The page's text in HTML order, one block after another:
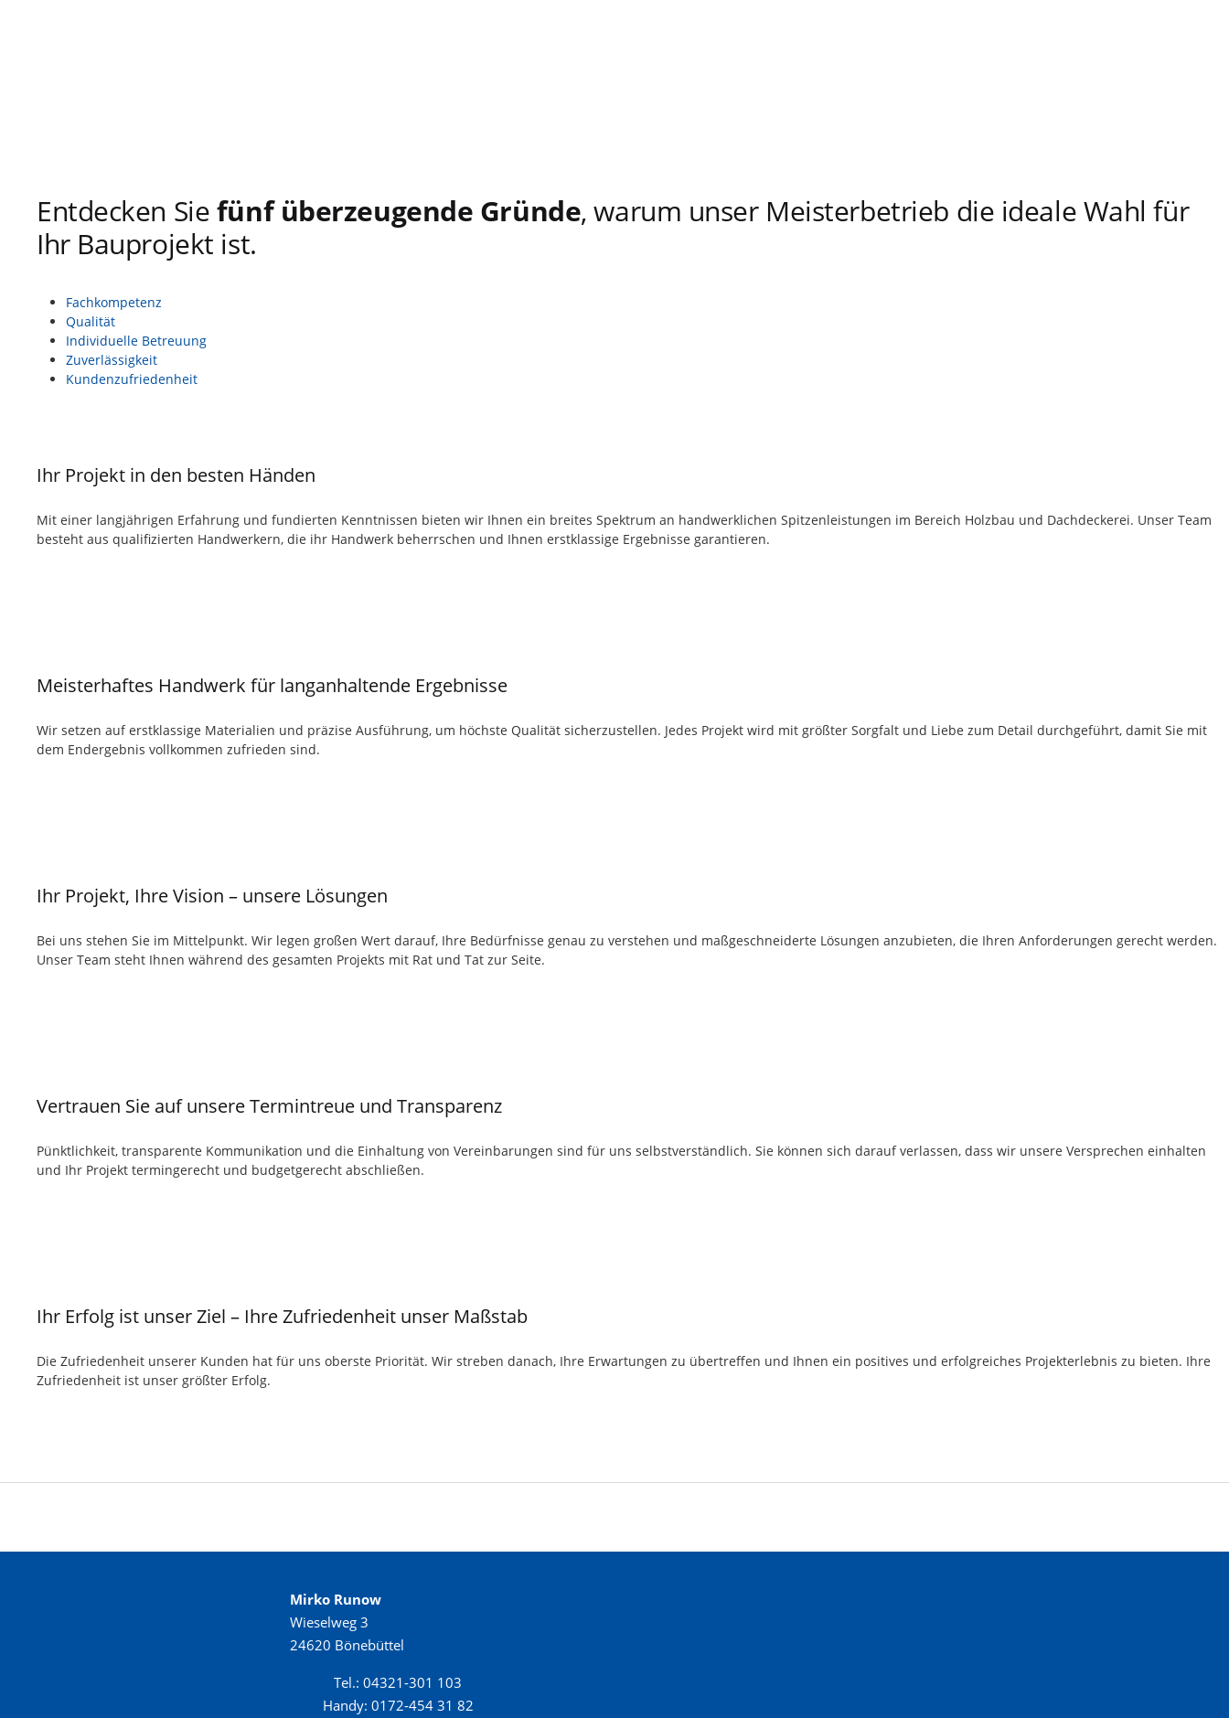
Entdecken Siefünf überzeugende Gründe, warum unser Meisterbetrieb die ideale Wahl für
Ihr Bauprojekt ist.
Fachkompetenz
Qualität
Individuelle Betreuung
Zuverlässigkeit
Kundenzufriedenheit
Ihr Projekt in den besten Händen
Mit einer langjährigen Erfahrung und fundierten Kenntnissen bieten wir Ihnen ein breites Spektrum an handwerklichen Spitzenleistungen im Bereich Holzbau und Dachdeckerei. Unser Team
besteht aus qualifizierten Handwerkern, die ihr Handwerk beherrschen und Ihnen erstklassige Ergebnisse garantieren.
Meisterhaftes Handwerk für langanhaltende Ergebnisse
Wir setzen auf erstklassige Materialien und präzise Ausführung, um höchste Qualität sicherzustellen. Jedes Projekt wird mit größter Sorgfalt und Liebe zum Detail durchgeführt, damit Sie mit
dem Endergebnis vollkommen zufrieden sind.
Ihr Projekt, Ihre Vision – unsere Lösungen
Bei uns stehen Sie im Mittelpunkt. Wir legen großen Wert darauf, Ihre Bedürfnisse genau zu verstehen und maßgeschneiderte Lösungen anzubieten, die Ihren Anforderungen gerecht werden.
Unser Team steht Ihnen während des gesamten Projekts mit Rat und Tat zur Seite.
Vertrauen Sie auf unsere Termintreue und Transparenz
Pünktlichkeit, transparente Kommunikation und die Einhaltung von Vereinbarungen sind für uns selbstverständlich. Sie können sich darauf verlassen, dass wir unsere Versprechen einhalten
und Ihr Projekt termingerecht und budgetgerecht abschließen.
Ihr Erfolg ist unser Ziel – Ihre Zufriedenheit unser Maßstab
Die Zufriedenheit unserer Kunden hat für uns oberste Priorität. Wir streben danach, Ihre Erwartungen zu übertreffen und Ihnen ein positives und erfolgreiches Projekterlebnis zu bieten. Ihre
Zufriedenheit ist unser größter Erfolg.
Mirko Runow
Wieselweg 3
24620 Bönebüttel
Tel.: 04321-301 103
Handy: 0172-454 31 82